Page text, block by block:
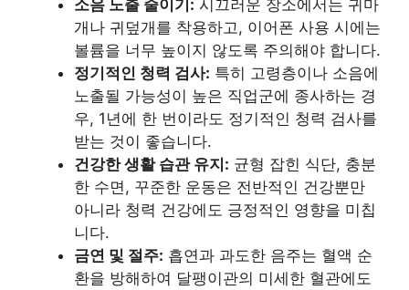
소음 노출 줄이기: 시끄러운 장소에서는 귀마
개나 귀덮개를 착용하고, 이어폰 사용 시에는
볼륨을 너무 높이지 않도록 주의해야 합니다.
정기적인 청력 검사: 특히 고령층이나 소음에
노출될 가능성이 높은 직업군에 종사하는 경
우, 1년에 한 번이라도 정기적인 청력 검사를
받는 것이 좋습니다.
건강한 생활 습관 유지: 균형 잡힌 식단, 충분
한 수면, 꾸준한 운동은 전반적인 건강뿐만
아니라 청력 건강에도 긍정적인 영향을 미칩
니다.
금연 및 절주: 흡연과 과도한 음주는 혈액 순
환을 방해하여 달팽이관의 미세한 혈관에도